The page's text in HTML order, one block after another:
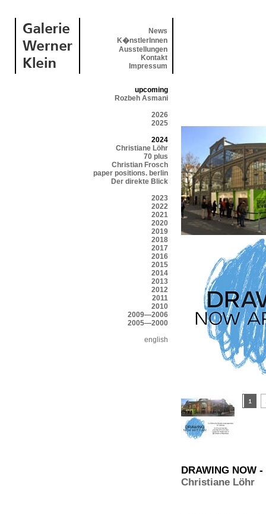
News
K�nstlerInnen
Ausstellungen
Kontakt
Impressum
upcoming
Rozbeh Asmani
2026
2025
2024
Christiane Löhr
70 plus
Christian Frosch
paper positions. berlin
Der direkte Blick
2023
2022
2021
2020
2019
2018
2017
2016
2015
2014
2013
2012
2011
2010
2009—2006
2005—2000
english
DRAWING NOW
Christiane Löhr